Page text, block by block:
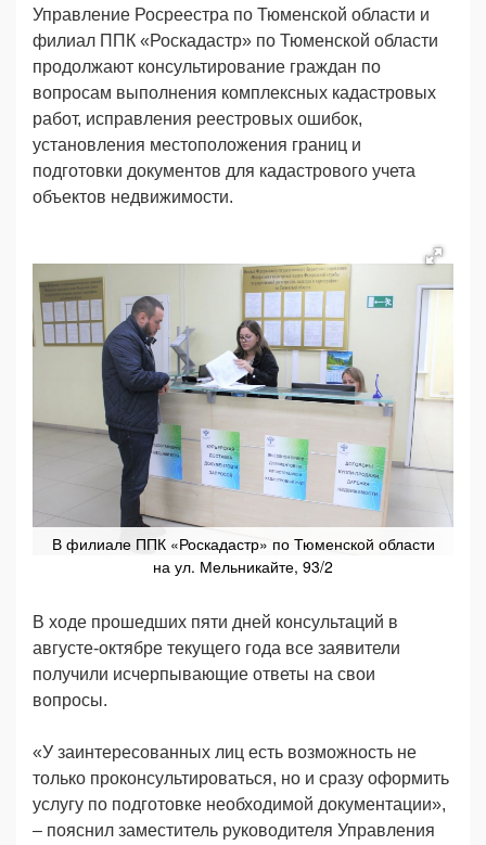
Управление Росреестра по Тюменской области и
филиал ППК «Роскадастр» по Тюменской области
продолжают консультирование граждан по
вопросам выполнения комплексных кадастровых
работ, исправления реестровых ошибок,
установления местоположения границ и
подготовки документов для кадастрового учета
объектов недвижимости.
В филиале ППК «Роскадастр» по Тюменской области
на ул. Мельникайте, 93/2
В ходе прошедших пяти дней консультаций в
августе-октябре текущего года все заявители
получили исчерпывающие ответы на свои
вопросы.
«У заинтересованных лиц есть возможность не
только проконсультироваться, но и сразу оформить
услугу по подготовке необходимой документации»,
– пояснил заместитель руководителя Управления